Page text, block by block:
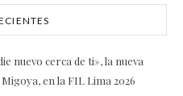
nuevo cerca de ti», la nueva
en la FIL Lima 2026